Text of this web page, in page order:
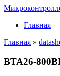
Главная
Главная »
BTA26-